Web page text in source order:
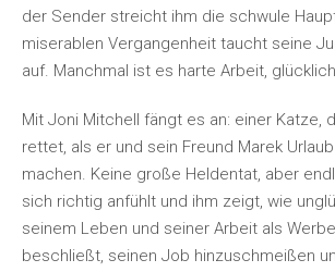
der Sender streicht ihm die schwule
miserablen Vergangenheit taucht seine
auf. Manchmal ist es harte Arbeit,
Mit Joni Mitchell fängt es an: einer Katze,
rettet, als er und sein Freund Marek
machen. Keine große Heldentat, aber
sich richtig anfühlt und ihm zeigt, wie
seinem Leben und seiner Arbeit als
beschließt, seinen Job hinzuschmeißen